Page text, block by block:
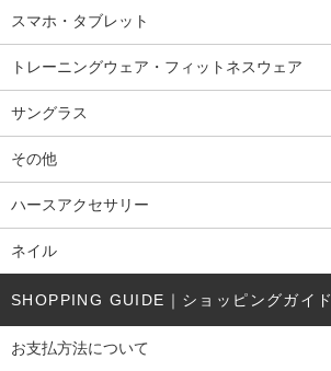
スマホ・タブレット
トレーニングウェア・フィットネスウェア
サングラス
その他
ハースアクセサリー
ネイル
SHOPPING GUIDE｜ショッピングガイド
お支払方法について